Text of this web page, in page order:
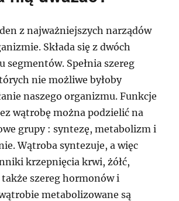
z najważniejszych narządów
Składa się z dwóch
segmentów. Spełnia szereg
nie możliwe byłoby
naszego organizmu. Funkcje
wątrobę można podzielić na
grupy : syntezę, metabolizm i
Wątroba syntezuje, a więc
krzepnięcia krwi, żółć,
szereg hormonów i
metabolizowane są